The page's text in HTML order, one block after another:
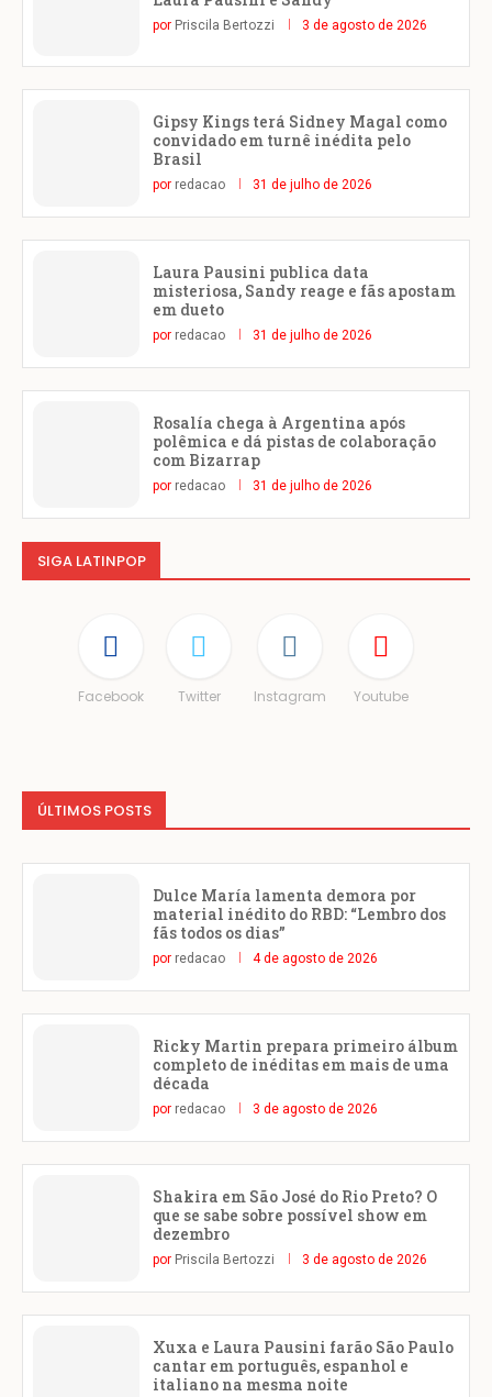
por Priscila Bertozzi 3 de agosto de 2026
Gipsy Kings terá Sidney Magal como
convidado em turnê inédita pelo
Brasil
por redacao 31 de julho de 2026
Laura Pausini publica data
misteriosa, Sandy reage e fãs apostam
em dueto
por redacao 31 de julho de 2026
Rosalía chega à Argentina após
polêmica e dá pistas de colaboração
com Bizarrap
por redacao 31 de julho de 2026
SIGA LATINPOP
Facebook Twitter Instagram Youtube
ÚLTIMOS POSTS
Dulce María lamenta demora por
material inédito do RBD: “Lembro dos
fãs todos os dias”
por redacao 4 de agosto de 2026
Ricky Martin prepara primeiro álbum
completo de inéditas em mais de uma
década
por redacao 3 de agosto de 2026
Shakira em São José do Rio Preto? O
que se sabe sobre possível show em
dezembro
por Priscila Bertozzi 3 de agosto de 2026
Xuxa e Laura Pausini farão São Paulo
cantar em português, espanhol e
italiano na mesma noite